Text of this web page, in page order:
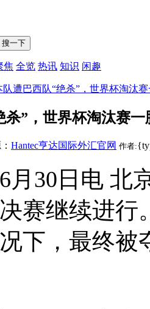
搜一下
焦 全览 热讯 知识 闲趣
队遭巴西队“绝杀”，世界杯淘汰
杀”，世界杯淘汰赛一
Hantec亨达国际外汇官网 作者:
日电 北京
赛继续进行
下，最终被